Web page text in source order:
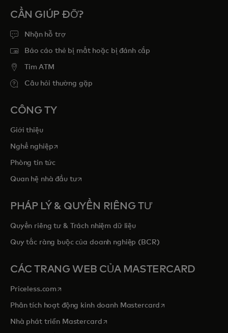
CẦN GIÚP ĐỠ?
Nhận hỗ trợ
Báo cáo thẻ bị mất hoặc bị đánh cắp
Tim ATM
Câu hỏi thường gặp
CÔNG TY
Giới thiệu
Nghề nghiệpopens in a new tab
Phòng tin tức
Quan hệ nhà đầu tưopens in a new tab
PHÁP LÝ & QUYỀN RIÊNG TƯ
Quyền riêng tư & Trách nhiệm dữ liệu
Quy tắc ràng buộc của doanh nghiệp (BCR)
CÁC TRANG WEB CỦA MASTERCARD
Priceless.com opens in a new tab
Phân tích hoạt động kinh doanh Mastercard opens in a new tab
Nhà phát triển Mastercardopens in a new tab